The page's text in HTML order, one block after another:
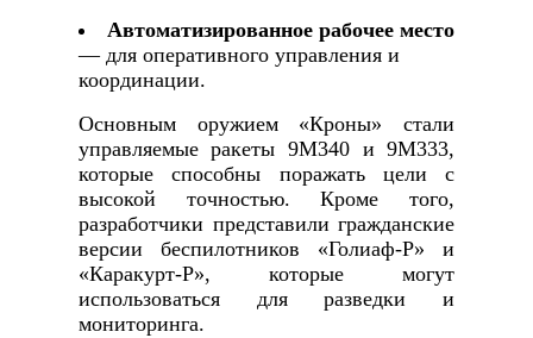
Автоматизированное рабочее место
— для оперативного управления и
координации.
Основным оружием «Кроны» стали
управляемые ракеты 9М340 и 9М333,
которые способны поражать цели с
высокой точностью. Кроме того,
разработчики представили гражданские
версии беспилотников «Голиаф-Р» и
«Каракурт-Р», которые могут
использоваться для разведки и
мониторинга.